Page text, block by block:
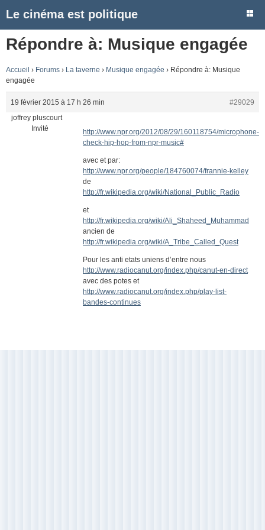
Le cinéma est politique
Répondre à: Musique engagée
Accueil › Forums › La taverne › Musique engagée › Répondre à: Musique
engagée
19 février 2015 à 17 h 26 min
#29029
joffrey pluscourt
Invité
http://www.npr.org/2012/08/29/160118754/microphone-
check-hip-hop-from-npr-music#
avec et par:
http://www.npr.org/people/184760074/frannie-kelley
de
http://fr.wikipedia.org/wiki/National_Public_Radio
et
http://fr.wikipedia.org/wiki/Ali_Shaheed_Muhammad
ancien de
http://fr.wikipedia.org/wiki/A_Tribe_Called_Quest
Pour les anti etats uniens d’entre nous
http://www.radiocanut.org/index.php/canut-en-direct
avec des potes et
http://www.radiocanut.org/index.php/play-list-
bandes-continues